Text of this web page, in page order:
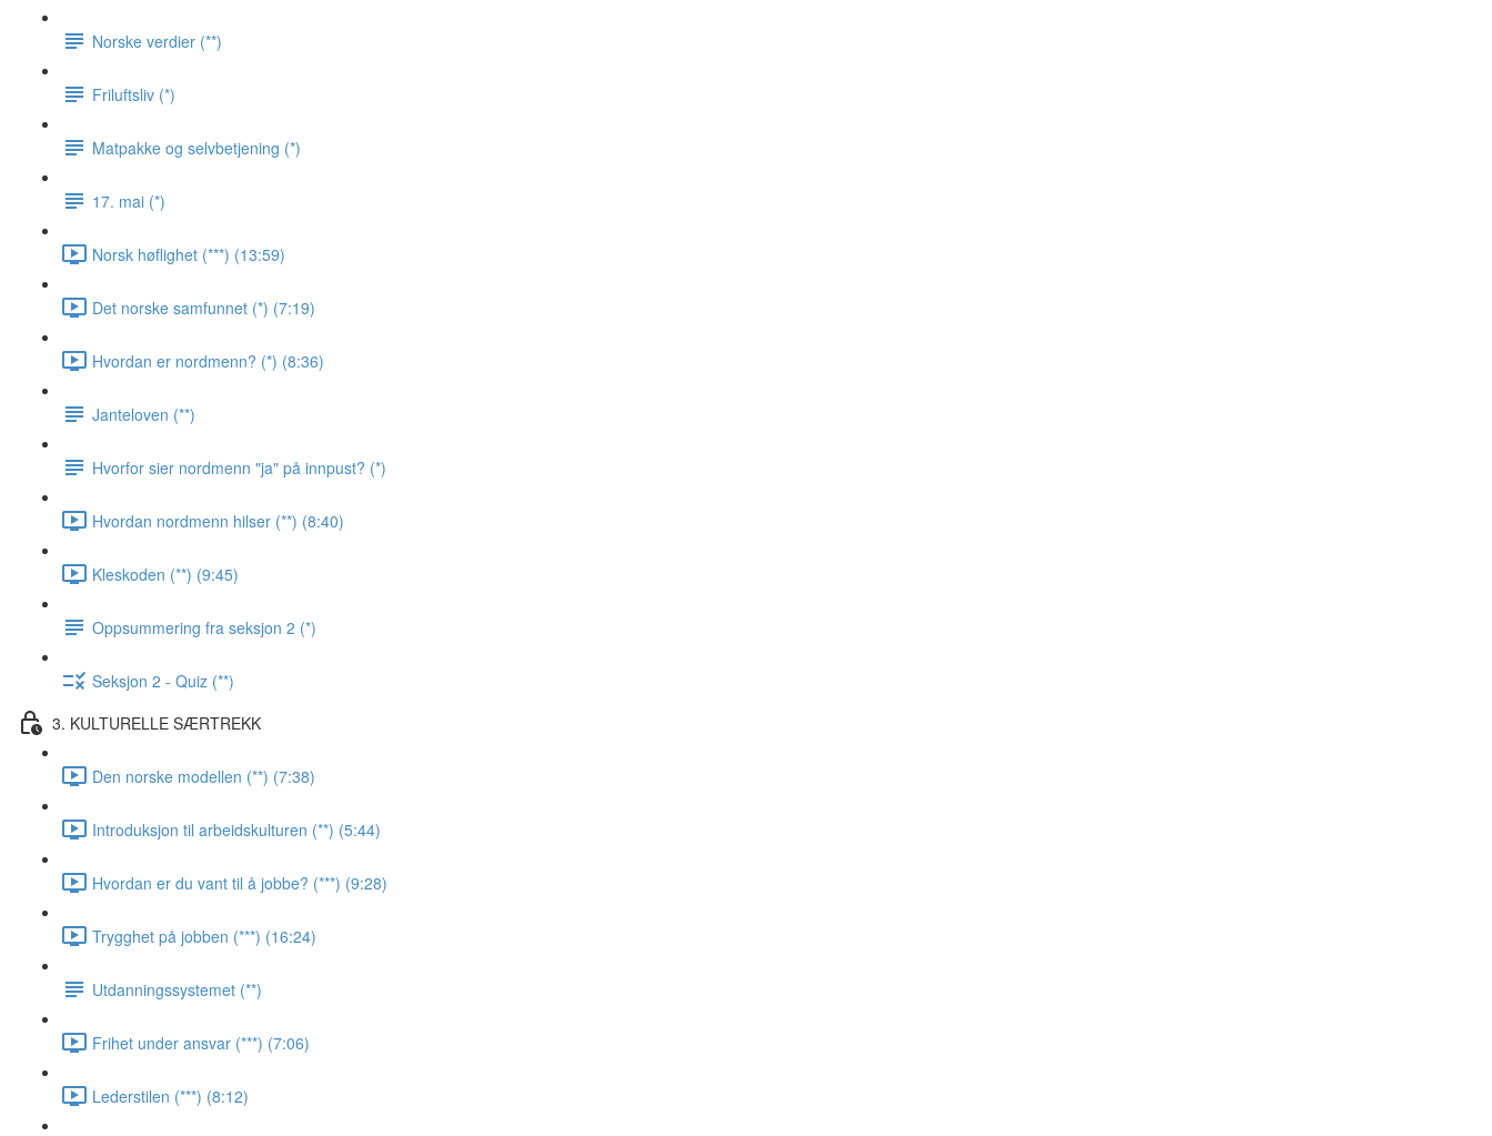
Norske verdier (**)
Friluftsliv (*)
Matpakke og selvbetjening (*)
17. mai (*)
Norsk høflighet (***) (13:59)
Det norske samfunnet (*) (7:19)
Hvordan er nordmenn? (*) (8:36)
Janteloven (**)
Hvorfor sier nordmenn "ja" på innpust? (*)
Hvordan nordmenn hilser (**) (8:40)
Kleskoden (**) (9:45)
Oppsummering fra seksjon 2 (*)
Seksjon 2 - Quiz (**)
3. KULTURELLE SÆRTREKK
Den norske modellen (**) (7:38)
Introduksjon til arbeidskulturen (**) (5:44)
Hvordan er du vant til å jobbe? (***) (9:28)
Trygghet på jobben (***) (16:24)
Utdanningssystemet (**)
Frihet under ansvar (***) (7:06)
Lederstilen (***) (8:12)